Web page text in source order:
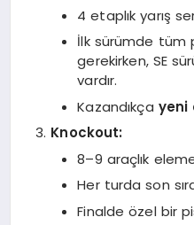
4 etaplık yarış
İlk sürümde tüm
gerekirken, SE
vardır.
Kazandıkça yeni
Knockout:
8–9 araçlık
Her turda son
Finalde özel bir